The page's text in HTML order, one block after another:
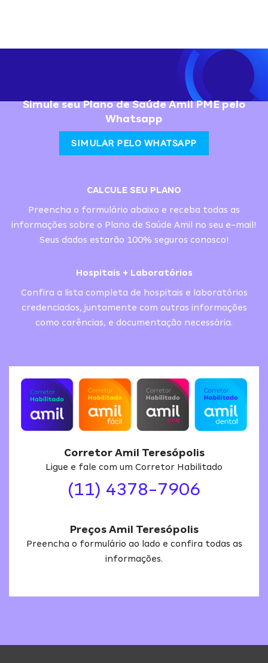
Simule seu Plano de Saúde Amil PME pelo
Whatsapp
SIMULAR PELO WHATSAPP
CALCULE SEU PLANO
Preencha o formulário abaixo e receba todas as
informações sobre o Plano de Saúde Amil no seu e-mail!
Seus dados estarão 100% seguros conosco!
Hospitais + Laboratórios
Confira a lista completa de hospitais e laboratórios
credenciados, juntamente com outras informações
como carências, e documentação necessária.
Corretor Amil Teresópolis
Ligue e fale com um Corretor Habilitado
(11) 4378-7906
Preços Amil Teresópolis
Preencha o formulário ao lado e confira todas as
informações.